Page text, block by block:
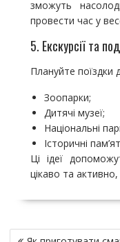
зможуть
провести час у
5. Екскурсії та
Плануйте поїздки
Зоопарки;
Дитячі музеї;
Національні
Історичні
Ці ідеї
цікаво та активно,